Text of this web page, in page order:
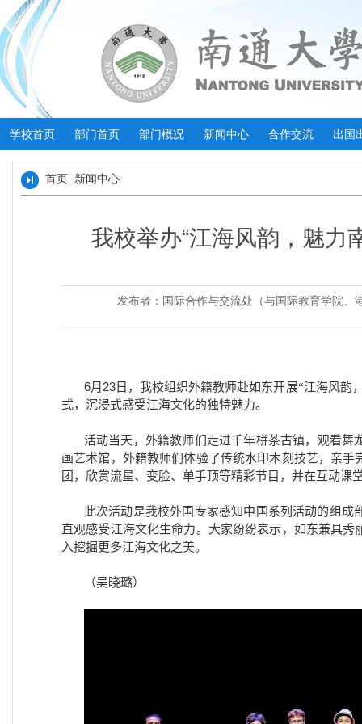
学校首页 部门首页 部门概况 新闻中心 合作交流 出国
首页 新闻中心
我校举办“江海风韵，魅
发布者：国际合作与交流处（与国际教育学院
6月 23日，我校组织外籍教师赴如东开展“江海风韵
式，沉浸式感受江海文化的独特魅力。
活动当天 ，外籍教师们 走进千年栟茶古镇，观看舞
画艺术馆， 外籍教师们体验了传统水印木刻技艺，亲
团，欣赏流星、变脸、单手顶等精彩节目，并在互动
此次活动是我校外国专家感知中国系列活动的组
直观感受江海文化生命力。大家纷纷表示，如东兼具
入挖掘更多江海文化之美。
（吴晓璐）